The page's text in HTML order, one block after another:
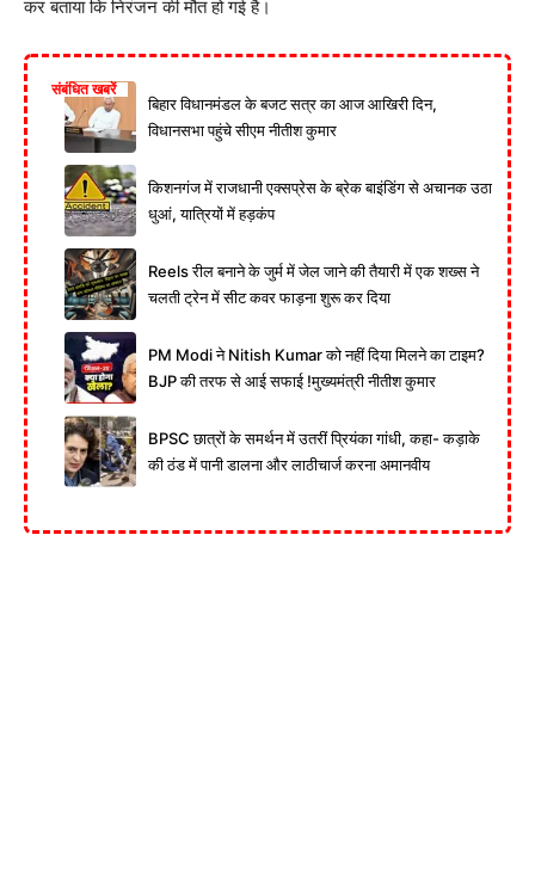
कर बताया कि निरंजन की मौत हो गई है।
संबंधित खबरें
बिहार विधानमंडल के बजट सत्र का आज आखिरी दिन,
विधानसभा पहुंचे सीएम नीतीश कुमार
किशनगंज में राजधानी एक्सप्रेस के ब्रेक बाइंडिंग से अचानक उठा
धुआं, यात्रियों में हड़कंप
Reels रील बनाने के जुर्म में जेल जाने की तैयारी में एक शख्स ने
चलती ट्रेन में सीट कवर फाड़ना शुरू कर दिया
PM Modi ने Nitish Kumar को नहीं दिया मिलने का टाइम?
BJP की तरफ से आई सफाई !मुख्यमंत्री नीतीश कुमार
BPSC छात्रों के समर्थन में उतरीं प्रियंका गांधी, कहा- कड़ाके
की ठंड में पानी डालना और लाठीचार्ज करना अमानवीय